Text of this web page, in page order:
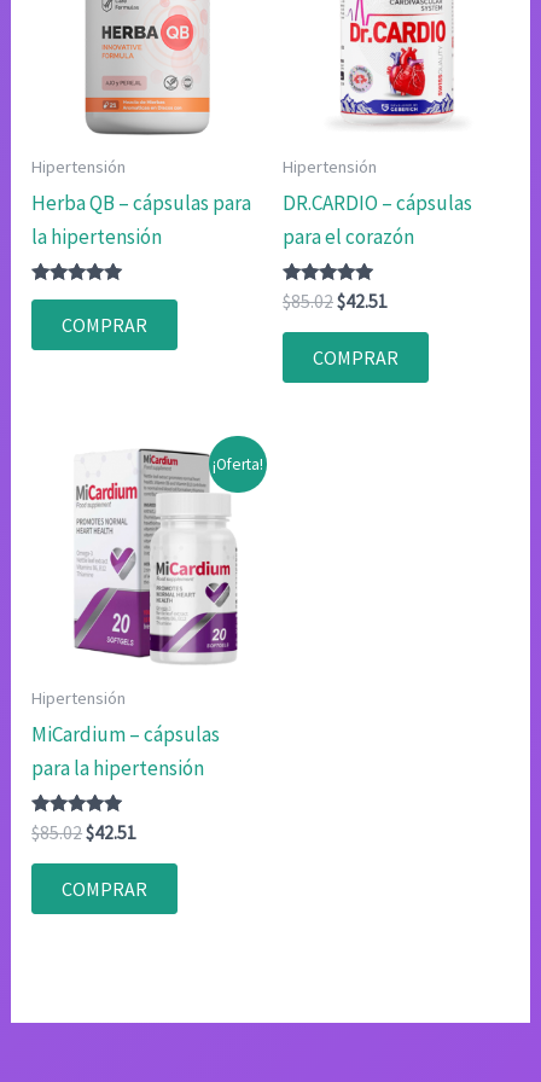
Hipertensión
Herba QB – cápsulas para
la hipertensión
Valorado
4.83
de 5
COMPRAR
Hipertensión
DR.CARDIO – cápsulas
para el corazón
Valorado
con
4.80
$85.02El
original
era:
$42.51El
actual
es:
COMPRAR
¡Oferta!
Hipertensión
MiCardium – cápsulas
para la hipertensión
Valorado
con
4.75
de 5
$85.02El
original
era:
$42.51El
actual
es:
COMPRAR